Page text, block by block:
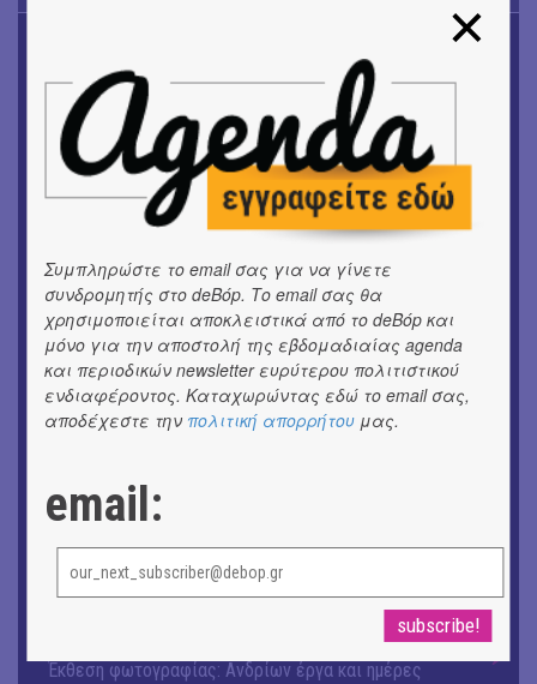
4ο Pig Floyd – The Dark Side of the Γρουν | Οι Pink
Floyd συναντούν… τη γουρνοπούλα
ΜΟΥΣΙΚΗ
16o Samos Young Artists Festival
ANILIO PARK FESTIVAL 2026
ΜΟΥΣΙΚΗ
Το 6ο Kournos Music Festival στη Λήμνο
ΚΙΝ/ΦΟΣ
Κινηματογράφος με ελεύθερη είσοδο στη Δημοτική
Αγορά Κυψέλης
«ΑΗ ΛΑΟΣ» | Ένα σκηνικό ρέκβιεμ για την ήττα ενός
λαού
ΕΙΚΑΣΤΙΚΑ
Ομαδική έκθεση | Προσωρινά για Πάντα
Έκθεση φωτογραφίας: Ανδρίων έργα και ημέρες
Συμπληρώστε το email σας για να γίνετε
συνδρομητής στο deBόp. Το email σας θα
χρησιμοποιείται αποκλειστικά από το deBόp και
μόνο για την αποστολή της εβδομαδιαίας agenda
και περιοδικών newsletter ευρύτερου πολιτιστικού
ενδιαφέροντος. Καταχωρώντας εδώ το email σας,
αποδέχεστε την πολιτική απορρήτου μας.
email: